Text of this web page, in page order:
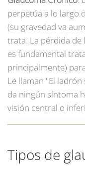
perpetúa a lo largo
(su gravedad va
trata. La pérdida de
es fundamental
principalmente)
Le llaman "El
da ningún síntoma
visión central o
Tipos de